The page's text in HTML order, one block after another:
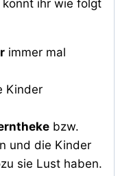
könnt ihr wie folgt
immer mal
Kinder
bzw.
und die Kinder
sie Lust haben.